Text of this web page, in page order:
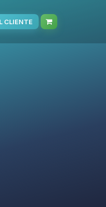
CLIENTE